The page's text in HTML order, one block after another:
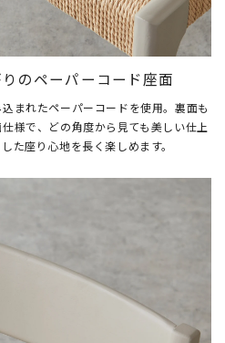
のペーパーコード座面
まれたペーパーコードを使用。裏面も
様で、どの角度から見ても美しい仕上
た座り心地を長く楽しめます。